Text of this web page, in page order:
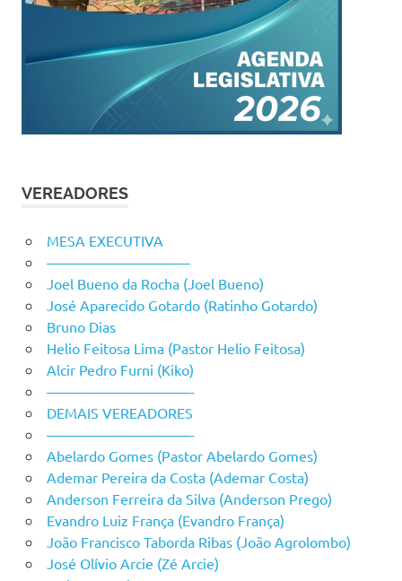
VEREADORES
MESA EXECUTIVA
——————————
Joel Bueno da Rocha (Joel Bueno)
José Aparecido Gotardo (Ratinho Gotardo)
Bruno Dias
Helio Feitosa Lima (Pastor Helio Feitosa)
Alcir Pedro Furni (Kiko)
——————————-
DEMAIS VEREADORES
——————————-
Abelardo Gomes (Pastor Abelardo Gomes)
Ademar Pereira da Costa (Ademar Costa)
Anderson Ferreira da Silva (Anderson Prego)
Evandro Luiz França (Evandro França)
João Francisco Taborda Ribas (João Agrolombo)
José Olívio Arcie (Zé Arcie)